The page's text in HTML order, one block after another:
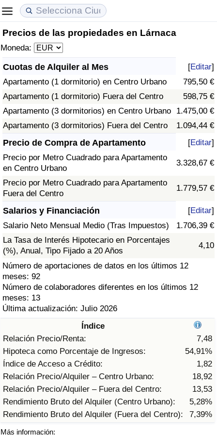
Precios de las propiedades en Lárnaca
Moneda:
Cuotas de Alquiler al Mes [Editar]
Apartamento (1 dormitorio) en Centro Urbano
795,50 €
Apartamento (1 dormitorio) Fuera del Centro
598,75 €
Apartamento (3 dormitorios) en Centro Urbano
1.475,00 €
Apartamento (3 dormitorios) Fuera del Centro
1.094,44 €
Precio de Compra de Apartamento [Editar]
Precio por Metro Cuadrado para Apartamento
en Centro Urbano
3.328,67 €
Precio por Metro Cuadrado para Apartamento
Fuera del Centro
1.779,57 €
Salarios y Financiación [Editar]
Salario Neto Mensual Medio (Tras Impuestos)
1.706,39 €
La Tasa de Interés Hipotecario en Porcentajes
(%), Anual, Tipo Fijado a 20 Años
4,10
Número de aportaciones de datos en los últimos 12
meses: 92
Número de colaboradores diferentes en los últimos 12
meses: 13
Última actualización: Julio 2026
Índice
Relación Precio/Renta:
7,48
Hipoteca como Porcentaje de Ingresos:
54,91%
Índice de Acceso a Crédito:
1,82
Relación Precio/Alquiler – Centro Urbano:
18,92
Relación Precio/Alquiler – Fuera del Centro:
13,53
Rendimiento Bruto del Alquiler (Centro Urbano):
5,28%
Rendimiento Bruto del Alquiler (Fuera del Centro):
7,39%
Más información:
Coste de vida
Índice de Costo de Vida (Actual)
Índice de Costo de Vida
Índice de costo de vida por país
Precios de las propiedades
Índice de Precios de Inmuebles (Actual)
Índice de Precios de Inmuebles
Índice de Precios de Inmuebles por País
Calidad de Vida
Índice de Calidad de Vida
Índice de Calidad de Vida (Actual)
Índice de calidad de vida por país
Calificación del Índice de Criminalidad
(Actual)
Índice de Criminalidad
Índice de criminalidad por país
Sanidad
Índice de Sanidad (Actual)
Índice de Sanidad
Índice de Sanidad por País
Índice de contaminación
Índice de Contaminación por País